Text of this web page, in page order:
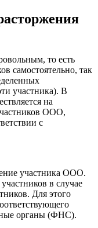
то есть
самостоятельно, так
участника). В
на
ООО,
с
участника ООО.
в случае
Для этого
органы (ФНС).